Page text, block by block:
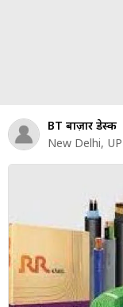
शेयर
बाज़ार
न्यूज
म्यूचुअल
फंड
BT बाज़ार डेस्क
New Delhi,